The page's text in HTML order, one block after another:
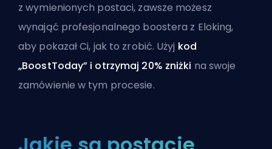
z wymienionych postaci, zawsze możesz
wynająć profesjonalnego boostera z Eloking,
aby pokazał Ci, jak to zrobić. Użyj kod
„BoostToday” i otrzymaj 20% zniżki na swoje
zamówienie w tym procesie.